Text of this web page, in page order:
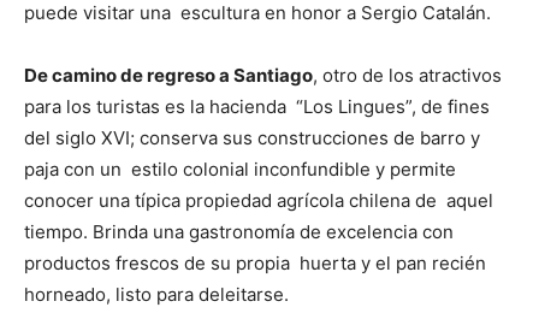
puede visitar una escultura en honor a Sergio Catalán.
De camino de regreso a Santiago, otro de los atractivos
para los turistas es la hacienda “Los Lingues”, de fines
del siglo XVI; conserva sus construcciones de barro y
paja con un estilo colonial inconfundible y permite
conocer una típica propiedad agrícola chilena de aquel
tiempo. Brinda una gastronomía de excelencia con
productos frescos de su propia huerta y el pan recién
horneado, listo para deleitarse.